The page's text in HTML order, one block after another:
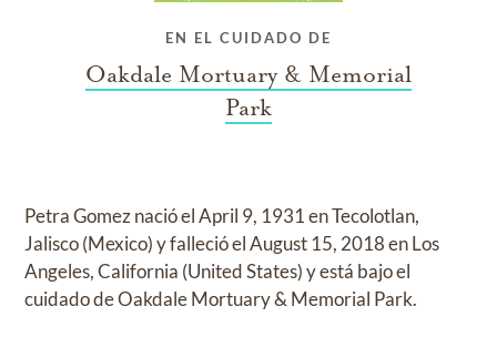
EN EL CUIDADO DE
Oakdale Mortuary & Memorial
Park
Petra Gomeznació elApril 9, 1931 en Tecolotlan,
Jalisco (Mexico)yfalleció elAugust 15, 2018 en Los
Angeles, California (United States)yestá bajo el
cuidado deOakdale Mortuary & Memorial Park.